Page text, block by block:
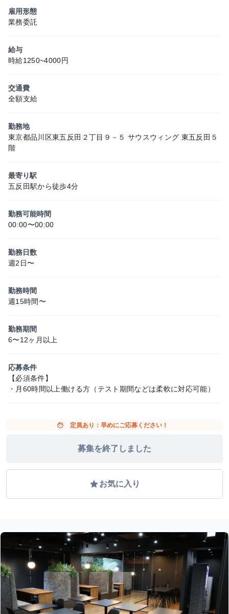
雇用形態
業務委託
給与
時給1250~4000円
交通費
全額支給
勤務地
東京都品川区東五反田２丁目９－５ サウスウィング 東五反田５
階
最寄り駅
五反田駅から徒歩4分
勤務可能時間
00:00〜00:00
勤務日数
週2日〜
勤務時間
週15時間〜
勤務期間
6〜12ヶ月以上
応募条件
【必須条件】
・月60時間以上働ける方（テスト期間などは柔軟に対応可能）
face 定員あり：早めにご応募ください！
募集を終了しました
gradeお気に入り